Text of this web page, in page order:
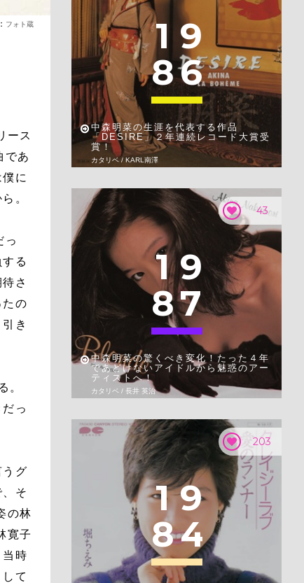
フォト蔵
ース
であ
に
。
っ
る
さ
たの
き
。
っ
うグ
そ
の林
寛子
当時
て
1 9
86
中森明菜の生涯を代表する作品
「DESIRE」２年連続レコード大賞受
賞！
カタリベ / KARL南澤
43
1 9
87
中森明菜の驚くべき変化！たった４年
であどけないアイドルから魅惑のアー
ティストへ！
カタリベ / 長井 英治
203
1 9
84